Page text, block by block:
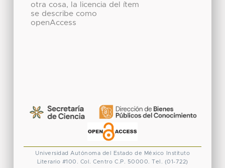
otra cosa, la licencia del ítem
se describe como
openAccess
Universidad Autónoma del Estado de México
Instituto
Literario #100. Col. Centro C.P. 50000. Tel. (01-722)